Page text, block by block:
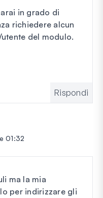
in grado di
richiedere alcun
del modulo.
Rispondi
01:32
ma la mia
per indirizzare gli